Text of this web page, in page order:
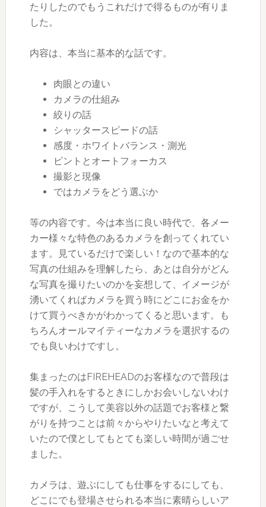
たりしたのでもうこれだけで得るものが有りま
した。
内容は、本当に基本的な話です。
肉眼との違い
カメラの仕組み
絞りの話
シャッタースピードの話
感度・ホワイトバランス・測光
ピントとオートフォーカス
撮影と現像
ではカメラをどう選ぶか
等の内容です。今は本当に良い時代で、各メー
カー様々な特色のあるカメラを創ってくれてい
ます。見ているだけで楽しい！なので基本的な
写真の仕組みを理解したら、あとは自分がどん
な写真を撮りたいのかを妄想して、イメージが
湧いてくればカメラを買う時にどこにお金をか
けて買うべきかがわかってくると思います。も
ちろんオールマイティーなカメラを選択するの
でも良いわけですし。
集まったのはFIREHEADのお客様なので普段は
髪の手入れをするときにしかお会いしないわけ
ですが、こうして美容以外の話題でお客様と繋
がりを持つことは前々からやりたいなと考えて
いたので僕としてもとても楽しい時間が過ごせ
ました。
カメラは、遊ぶにしても仕事をするにしても、
どこにでも登場させられる本当に素晴らしいア